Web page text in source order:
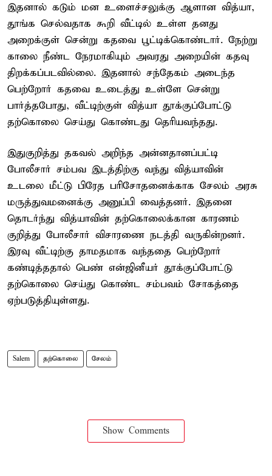
இதனால் கடும் மன உளைச்சலுக்கு ஆளான வித்யா,
தூங்க செல்வதாக கூறி வீட்டில் உள்ள தனது
அறைக்குள் சென்று கதவை பூட்டிக்கொண்டார். நேற்று
காலை நீண்ட நேரமாகியும் அவரது அறையின் கதவு
திறக்கப்படவில்லை. இதனால் சந்தேகம் அடைந்த
பெற்றோர் கதவை உடைத்து உள்ளே சென்று
பார்த்தபோது, வீட்டிற்குள் வித்யா தூக்குப்போட்டு
தற்கொலை செய்து கொண்டது தெரியவந்தது.
இதுகுறித்து தகவல் அறிந்த அன்னதானப்பட்டி
போலீசார் சம்பவ இடத்திற்கு வந்து வித்யாவின்
உடலை மீட்டு பிரேத பரிசோதனைக்காக சேலம் அரசு
மருத்துவமனைக்கு அனுப்பி வைத்தனர். இதனை
தொடர்ந்து வித்யாவின் தற்கொலைக்கான காரணம்
குறித்து போலீசார் விசாரணை நடத்தி வருகின்றனர்.
இரவு வீட்டிற்கு தாமதமாக வந்ததை பெற்றோர்
கண்டித்ததால் பெண் என்ஜினீயர் தூக்குப்போட்டு
தற்கொலை செய்து கொண்ட சம்பவம் சோகத்தை
ஏற்படுத்தியுள்ளது.
Salem தற்கொலை சேலம்
Show Comments